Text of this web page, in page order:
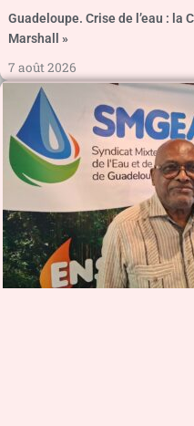
Guadeloupe. Crise de l’eau : la
Marshall »
7 août 2026